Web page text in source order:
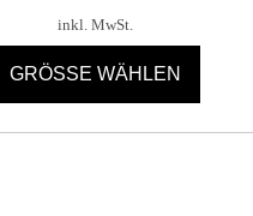
inkl. MwSt.
GRÖSSE WÄHLEN